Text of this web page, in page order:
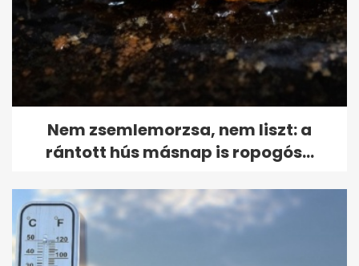
Nem zsemlemorzsa, nem liszt: a
rántott hús másnap is ropogós...